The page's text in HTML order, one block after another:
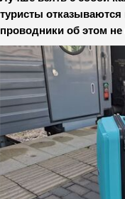
туристы отказываются
проводники об этом